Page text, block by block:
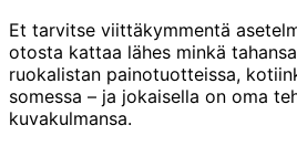
Et tarvitse viittäkymmentä
otosta kattaa lähes minkä
ruokalistan painotuotteissa,
somessa – ja jokaisella on oma
kuvakulmansa.